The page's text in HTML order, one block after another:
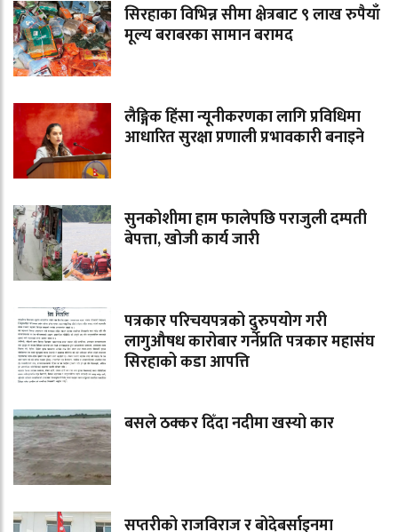
सिरहाका विभिन्न सीमा क्षेत्रबाट ९ लाख रुपैयाँ
मूल्य बराबरका सामान बरामद
लैङ्गिक हिंसा न्यूनीकरणका लागि प्रविधिमा
आधारित सुरक्षा प्रणाली प्रभावकारी बनाइने
सुनकोशीमा हाम फालेपछि पराजुली दम्पती
बेपत्ता, खोजी कार्य जारी
पत्रकार परिचयपत्रको दुरुपयोग गरी
लागुऔषध कारोबार गर्नेप्रति पत्रकार महासंघ
सिरहाको कडा आपत्ति
बसले ठक्कर दिँदा नदीमा खस्यो कार
सप्तरीको राजविराज र बोदेबर्साइनमा